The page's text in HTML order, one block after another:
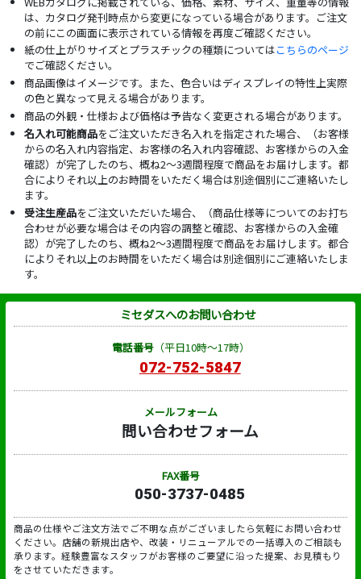
は、カタログ発刊時点から変更になっている場合があります。ご注文
の前にこの画面に表示されている情報を再度ご確認ください。
紙の仕上がりサイズとプラスチックの種類についてはこちらのページ
でご確認ください。
商品画像はイメージです。また、色合いはディスプレイの特性上実際
の色と異なって見える場合があります。
商品の外観・仕様および価格は予告なく変更される場合があります。
名入れ可能商品をご注文いただき名入れを指定された場合、（お客様
からの名入れ内容指定、お客様の名入れ内容確認、お客様からの入金
確認）が完了したのち、概ね2～3週間程度で商品をお届けします。都
合によりそれ以上のお時間をいただく場合は別途個別にご連絡いたし
ます。
受注生産品をご注文いただいた場合、（商品仕様等についてのお打ち
合わせが必要な場合はその内容の調整と確認、お客様からの入金確
認）が完了したのち、概ね2～3週間程度で商品をお届けします。都合
によりそれ以上のお時間をいただく場合は別途個別にご連絡いたしま
す。
ミセダスへのお問い合わせ
電話番号（平日10時～17時）
072-752-5847
メールフォーム
問い合わせフォーム
FAX番号
050-3737-0485
商品の仕様やご注文方法でご不明な点がございましたら気軽にお問い合わせ
ください。店舗の新規出店や、改装・リニューアルでの一括導入のご相談も
承ります。経験豊富なスタッフがお客様のご要望に沿った提案、お見積もり
をさせていただきます。